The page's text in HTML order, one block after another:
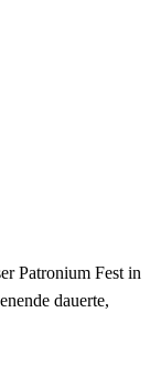
Patronium Fest in
dauerte,